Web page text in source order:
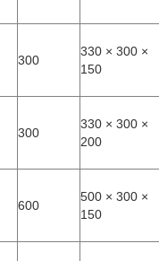
300
330 × 300 ×
150
300
330 × 300 ×
200
600
500 × 300 ×
150